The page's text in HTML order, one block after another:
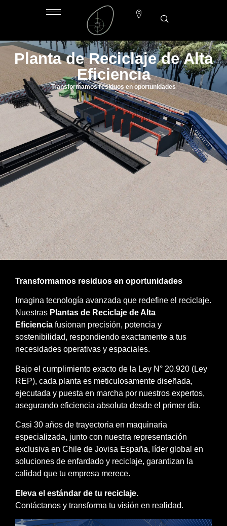
Planta de Reciclaje de Alta
Eficiencia
Transformamos residuos en oportunidades
Transformamos residuos en oportunidades
Imagina tecnología avanzada que redefine el reciclaje.
Nuestras Plantas de Reciclaje de Alta
Eficiencia fusionan precisión, potencia y
sostenibilidad, respondiendo exactamente a tus
necesidades operativas y espaciales.
Bajo el cumplimiento exacto de la Ley N° 20.920 (Ley
REP), cada planta es meticulosamente diseñada,
ejecutada y puesta en marcha por nuestros expertos,
asegurando eficiencia absoluta desde el primer día.
Casi 30 años de trayectoria en maquinaria
especializada, junto con nuestra representación
exclusiva en Chile de Jovisa España, líder global en
soluciones de enfardado y reciclaje, garantizan la
calidad que tu empresa merece.
Eleva el estándar de tu reciclaje.
Contáctanos y transforma tu visión en realidad.